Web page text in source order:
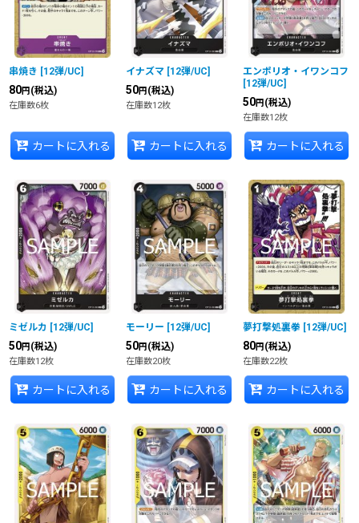
串焼き [12弾/UC]
80円 (税込)
在庫数6枚
カートに入れる
イナズマ [12弾/UC]
50円 (税込)
在庫数12枚
カートに入れる
エンポリオ・イワンコフ
[12弾/UC]
50円 (税込)
在庫数12枚
カートに入れる
ミゼルカ [12弾/UC]
50円 (税込)
在庫数12枚
カートに入れる
モーリー [12弾/UC]
50円 (税込)
在庫数20枚
カートに入れる
夢打撃処裏拳 [12弾/UC]
80円 (税込)
在庫数22枚
カートに入れる